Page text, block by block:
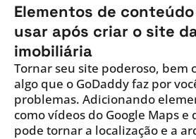
Elementos de
usar após criar o site
imobiliária
Tornar seu site poderoso, bem
algo que o GoDaddy faz por
problemas. Adicionando
como vídeos do Google Maps e
pode tornar a localização e a